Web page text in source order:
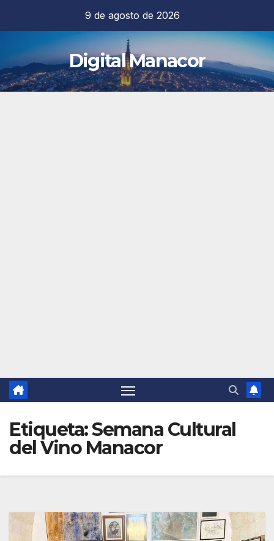
contenido
9 de agosto de 2026
Digital Manacor
Etiqueta:Semana Cultural
del Vino Manacor